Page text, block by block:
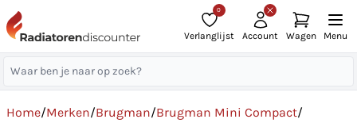
0
Verlanglijst Account Wagen Menu
Home/Merken/Brugman/Brugman Mini Compact/